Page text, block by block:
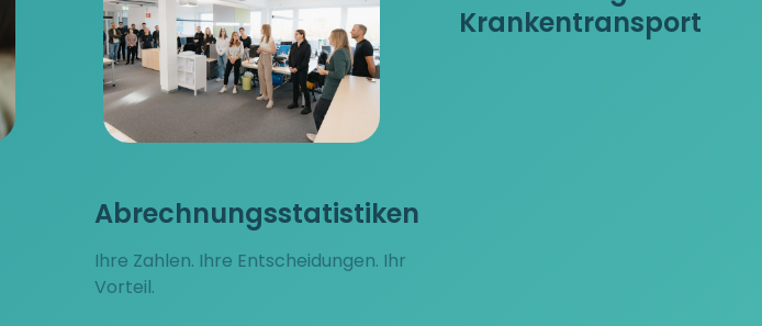
Abrechnungsstatistiken
Ihre Zahlen. Ihre Entscheidungen. Ihr
Vorteil.
Krankentransport